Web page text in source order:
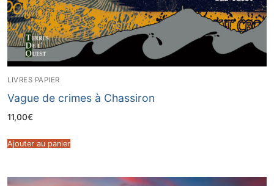
LIVRES PAPIER
Vague de crimes à Chassiron
11,00€
Ajouter au panier